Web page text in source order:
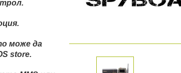
РАЗГЛЕДАЙ
камери
зарядни
може да
store.